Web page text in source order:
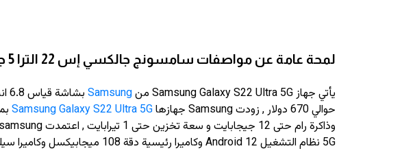
لمحة عامة عن مواصفات سامسونج جالكسي إس 22 الترا 5 جي
يأتي جهاز Samsung Galaxy S22 Ultra 5G من Samsung بشاشة قياس 6.8 انش وبدقة
حوالي 670 دولار
, زودت Samsung جهازها Samsung Galaxy S22 Ultra 5G
5G نظام التشغيل Android 12 وكاميرا رئيسية دقة 108 ميجابيكسل وكاميرا سيلفي دقة 40 ميجابيكسل